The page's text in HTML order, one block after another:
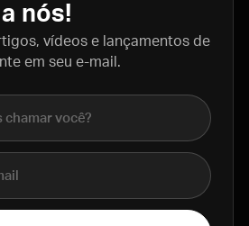
nós!
vídeos e lançamentos de
em seu e-mail.